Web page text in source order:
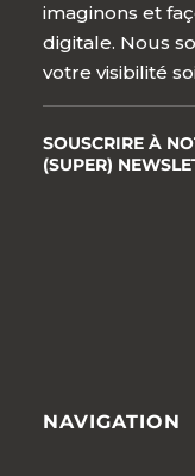
imaginons et
digitale. Nous
votre visibilité
SOUSCRIRE À
(SUPER)
NAVIGATION